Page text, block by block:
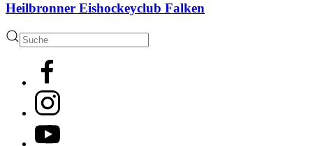
Heilbronner Eishockeyclub Falken